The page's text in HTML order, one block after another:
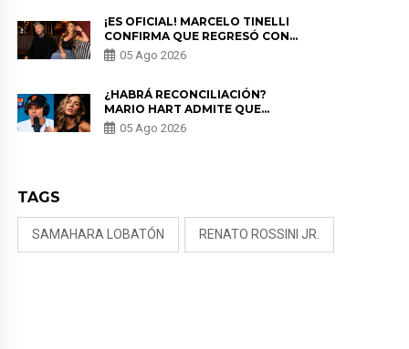
¡ES OFICIAL! MARCELO TINELLI
CONFIRMA QUE REGRESÓ CON
MILETT FIGUEROA: “EL AMOR
PUDO MÁS”
05 Ago 2026
¿HABRÁ RECONCILIACIÓN?
MARIO HART ADMITE QUE
PODRÍA VOLVER CON KORINA
RIVADENEIRA: “NO LE CERRARÍA
05 Ago 2026
TAGS
SAMAHARA LOBATÓN RENATO ROSSINI JR.